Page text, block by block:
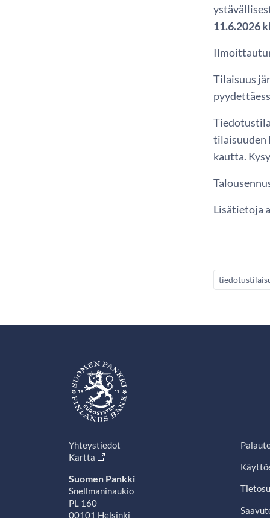
11.6.2026
Tilaisuus
tilaisuuden
kautta.
Lisätietoja
Yhteystiedot
Kartta
Suomen Pankki
Snellmaninaukio
PL 160
00101 Helsinki